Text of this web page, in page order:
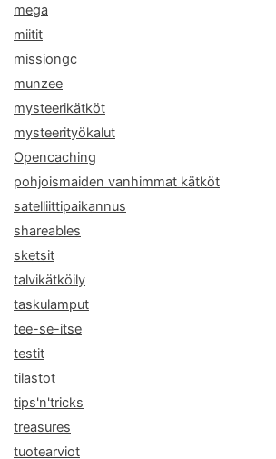
mega
miitit
missiongc
munzee
mysteerikätköt
mysteerityökalut
Opencaching
pohjoismaiden vanhimmat kätköt
satelliittipaikannus
shareables
sketsit
talvikätköily
taskulamput
tee-se-itse
testit
tilastot
tips'n'tricks
treasures
tuotearviot